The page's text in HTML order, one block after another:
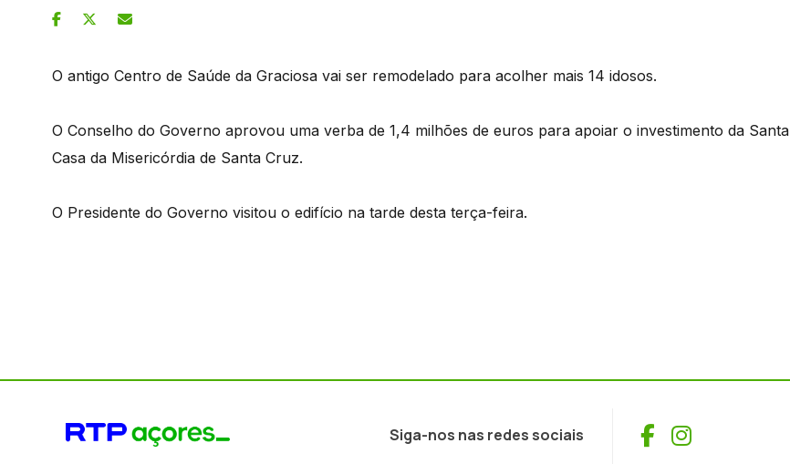
O antigo Centro de Saúde da Graciosa vai ser remodelado para acolher mais 14 idosos.
O Conselho do Governo aprovou uma verba de 1,4 milhões de euros para apoiar o investimento da Santa
Casa da Misericórdia de Santa Cruz.
O Presidente do Governo visitou o edifício na tarde desta terça-feira.
Siga-nos nas redes sociais Facebook
Instagram